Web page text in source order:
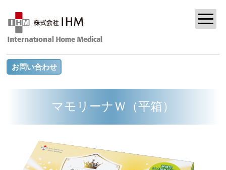
お問い合わせ
マモリーナＷ（平箱）